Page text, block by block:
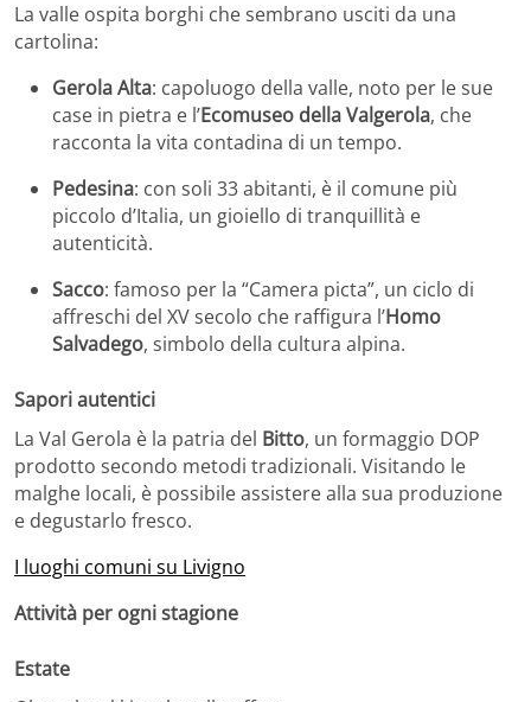
La valle ospita borghi che sembrano usciti da una
cartolina:
Gerola Alta: capoluogo della valle, noto per le sue
case in pietra e l’Ecomuseo della Valgerola, che
racconta la vita contadina di un tempo.
Pedesina: con soli 33 abitanti, è il comune più
piccolo d’Italia, un gioiello di tranquillità e
autenticità.
Sacco: famoso per la “Camera picta”, un ciclo di
affreschi del XV secolo che raffigura l’Homo
Salvadego, simbolo della cultura alpina.
Sapori autentici
La Val Gerola è la patria del Bitto, un formaggio DOP
prodotto secondo metodi tradizionali. Visitando le
malghe locali, è possibile assistere alla sua produzione
e degustarlo fresco.
I luoghi comuni su Livigno
Attività per ogni stagione
Estate